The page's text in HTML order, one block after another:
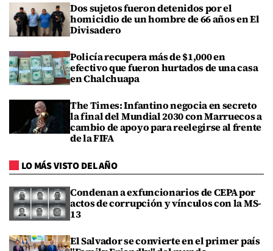
Dos sujetos fueron detenidos por el
homicidio de un hombre de 66 años en El
Divisadero
Policía recupera más de $1,000 en
efectivo que fueron hurtados de una casa
en Chalchuapa
The Times: Infantino negocia en secreto
la final del Mundial 2030 con Marruecos a
cambio de apoyo para reelegirse al frente
de la FIFA
LO MÁS VISTO DEL AÑO
Condenan a exfuncionarios de CEPA por
actos de corrupción y vínculos con la MS-
13
El Salvador se convierte en el primer país